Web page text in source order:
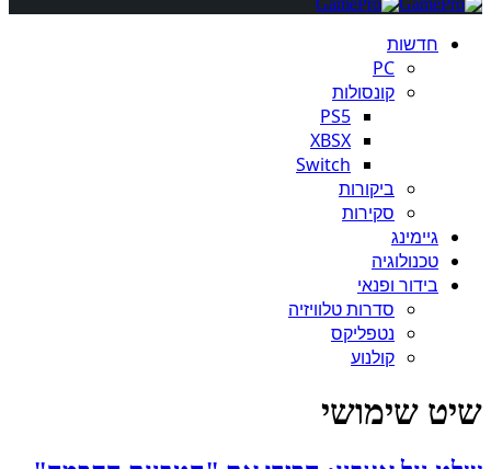
חדשות
PC
קונסולות
PS5
XBSX
Switch
ביקורות
סקירות
גיימינג
טכנולוגיה
בידור ופנאי
סדרות טלוויזיה
נטפליקס
קולנוע
שיט שימושי